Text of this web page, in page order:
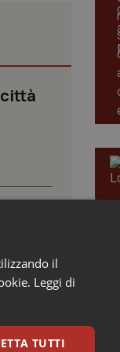
e
il
Leggi di
TUTTI